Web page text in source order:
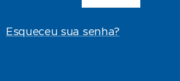
Esqueceu sua senha?